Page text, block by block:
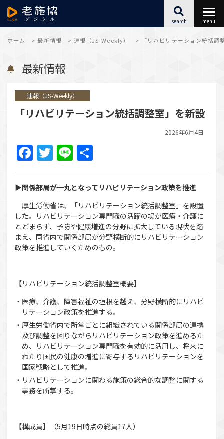
最新情報
福祉施設SX
キャリアアップ
アーカイブ
search menu
ホーム > 最新情報 > 速報（JS-Weekly） > 「リハビリテーション統括調
最新情報
速報（JS-Weekly）
「リハビリテーション統括調整室」を新設
2026年6月4日
Facebook
Twitter
Line
有
▶関係部局が一丸となってリハビリテーション政策を推進
厚生労働省は、「リハビリテーション統括調整室」を設置
した。リハビリテーション専門職の活躍の場が医療・介護に
とどまらず、予防や健康増進の分野に拡大している現状を踏
まえ、同省内で関係部局が分野横断的にリハビリテーション
政策を推進していくためのもの。
【リハビリテーション統括調整室概要】
医療、介護、障害福祉の垣根を越え、分野横断的にリハビ
リテーション政策を推進する。
厚生労働省内で所掌ごとに組織されている関係部局の連携
及び調整を図りながらリハビリテーション政策を進めるた
め、リハビリテーション専門職を有効的に活用し、将来に
わたり国民の健康の増進に寄与するリハビリテーションを
国家戦略として推進。
リハビリテーションに関わる施策の総合的な調整に関する
事務を所掌する。
【構成員】（5月19日時点の総員17人）